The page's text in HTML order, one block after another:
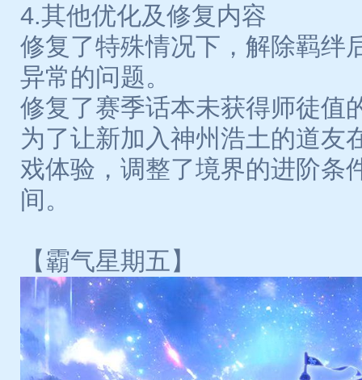
4.其他优化及修复内容
修复了特殊情况下，解除羁绊
异常的问题。
修复了赛季话本未获得师徒值
为了让新加入神州浩土的道友
戏体验，调整了境界的进阶条
间。
【霸气星期五】